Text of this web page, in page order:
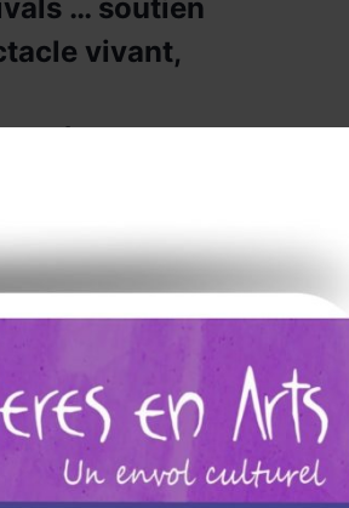
… soutien
vivant,
à la
nominés
–
de la
C A
présence